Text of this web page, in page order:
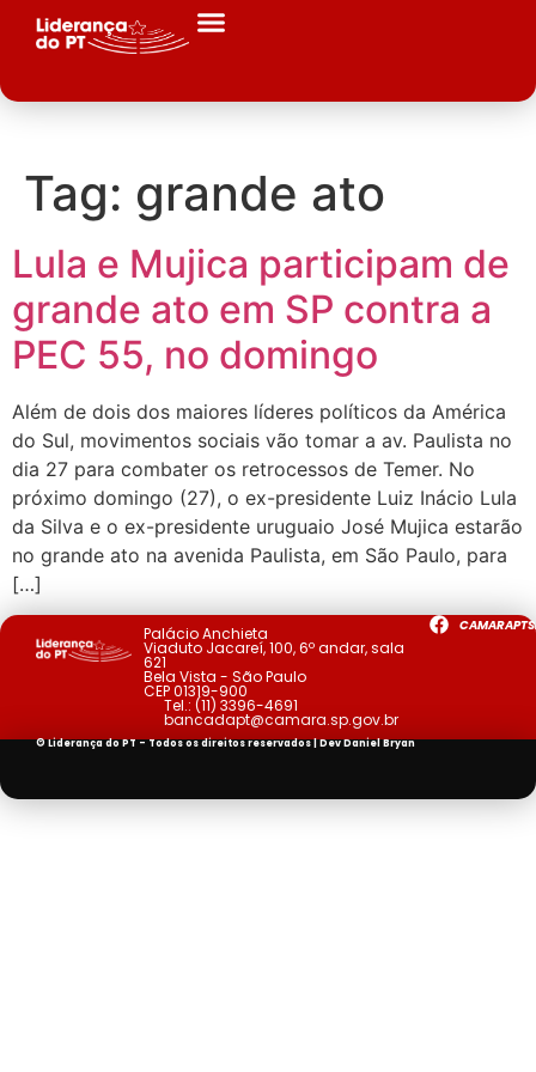
Tag: grande ato
Lula e Mujica participam de
grande ato em SP contra a
PEC 55, no domingo
Além de dois dos maiores líderes políticos da América
do Sul, movimentos sociais vão tomar a av. Paulista no
dia 27 para combater os retrocessos de Temer. No
próximo domingo (27), o ex-presidente Luiz Inácio Lula
da Silva e o ex-presidente uruguaio José Mujica estarão
no grande ato na avenida Paulista, em São Paulo, para
[…]
Palácio Anchieta
Viaduto Jacareí, 100, 6º andar, sala
621
Bela Vista - São Paulo
CEP 01319-900
Tel.: (11) 3396-4691
bancadapt@camara.sp.gov.br
© Liderança do PT - Todos os direitos reservados | DevDaniel Bryan